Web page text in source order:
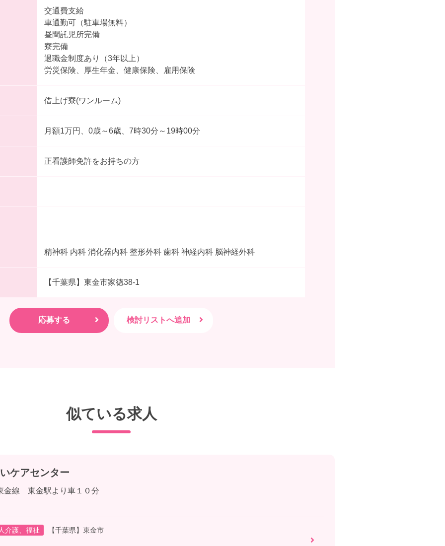
交通費支給
車通勤可（駐車場無料）
昼間託児所完備
寮完備
退職金制度あり（3年以上）
労災保険、厚生年金、健康保険、雇用保険
借上げ寮(ワンルーム)
月額1万円、0歳～6歳、7時30分～19時00分
正看護師免許をお持ちの方
精神科 内科 消化器内科 整形外科 歯科 神経内科 脳神経外科
【千葉県】東金市家徳38-1
似ている求人
ケアセンター
金線 東金駅より車１０分
介護、福祉 【千葉県】東金市